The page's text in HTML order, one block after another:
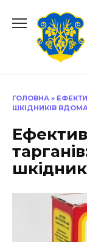
до
ГОЛОВНА »
ШКІДНИКІВ